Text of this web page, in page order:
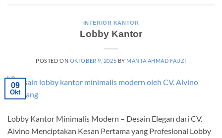
INTERIOR KANTOR
Lobby Kantor
POSTED ON OKTOBER 9, 2025 BY MANTA AHMAD FAUZI
09
Okt
Lobby Kantor Minimalis Modern – Desain Elegan dari CV.
Alvino Menciptakan Kesan Pertama yang Profesional Lobby